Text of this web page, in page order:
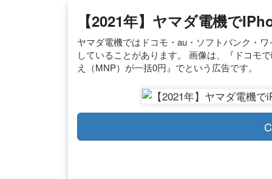
【2021年】ヤマダ電機で
ヤマダ電機ではドコモ・au・ソフトバンク・
していることがあります。 画像は、『ドコモ
え（MNP）が一括0円』でという広告です。